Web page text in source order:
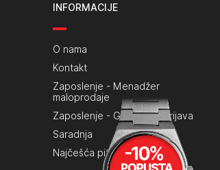
INFORMACIJE
O nama
Kontakt
Zaposlenje - Menadžer
maloprodaje
Zaposlenje - Generalna prijava
Saradnja
Najčešća pitanja